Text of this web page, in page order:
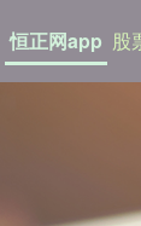
恒正网app 股